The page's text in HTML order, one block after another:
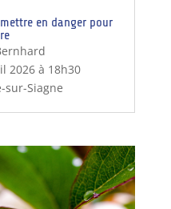
en danger pour
2026 à 18h30
sur-Siagne